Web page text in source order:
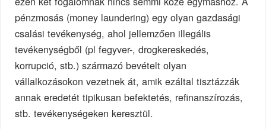
pénzmosás (money laundering) egy olyan gazdasági
csalási tevékenység, ahol jellemzően illegális
tevékenységből (pl fegyver-, drogkereskedés,
korrupció, stb.) származó bevételt olyan
vállalkozásokon vezetnek át, amik ezáltal tisztázzák
annak eredetét tipikusan befektetés, refinanszírozás,
stb. tevékenységeken keresztül.